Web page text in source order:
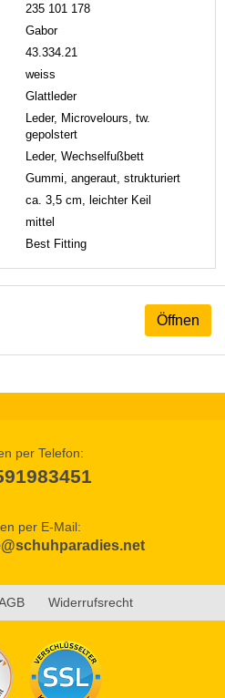
235 101 178
Gabor
43.334.21
weiss
Glattleder
Leder, Microvelours, tw.
gepolstert
Leder, Wechselfußbett
Gummi, angeraut, strukturiert
ca. 3,5 cm, leichter Keil
mittel
Best Fitting
Öffnen
per Telefon:
per E-Mail:
Widerrufsrecht